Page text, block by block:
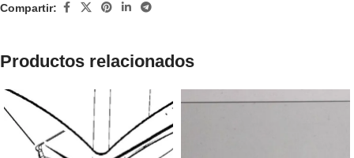
Compartir:
Productos relacionados